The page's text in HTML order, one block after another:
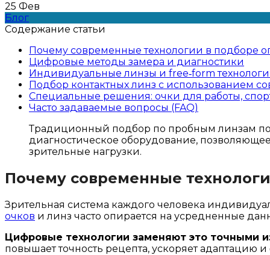
25 Фев
Блог
Содержание статьи
Почему современные технологии в подборе
Цифровые методы замера и диагностики
Индивидуальные линзы и free‑form
Подбор контактных линз с использованием
Специальные решения: очки для работы,
Часто задаваемые вопросы (FAQ)
Традиционный подбор по пробным линзам
диагностическое оборудование,
зрительные нагрузки.
Почему современные
Зрительная система каждого человека
очков и линз часто опирается на усредненные
Цифровые технологии заменяют это точными
повышает точность рецепта, ускоряет адаптацию